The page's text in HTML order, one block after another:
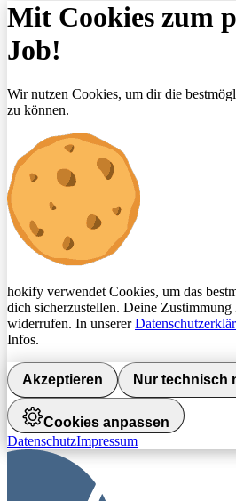
Mit Cookies zum
Job!
Wir nutzen Cookies, um dir die
zu können.
hokify verwendet Cookies, um das
dich sicherzustellen. Deine Zustimmung
widerrufen. In unserer
Infos.
Akzeptieren Nur technisch
Cookies anpassen
DatenschutzImpressum